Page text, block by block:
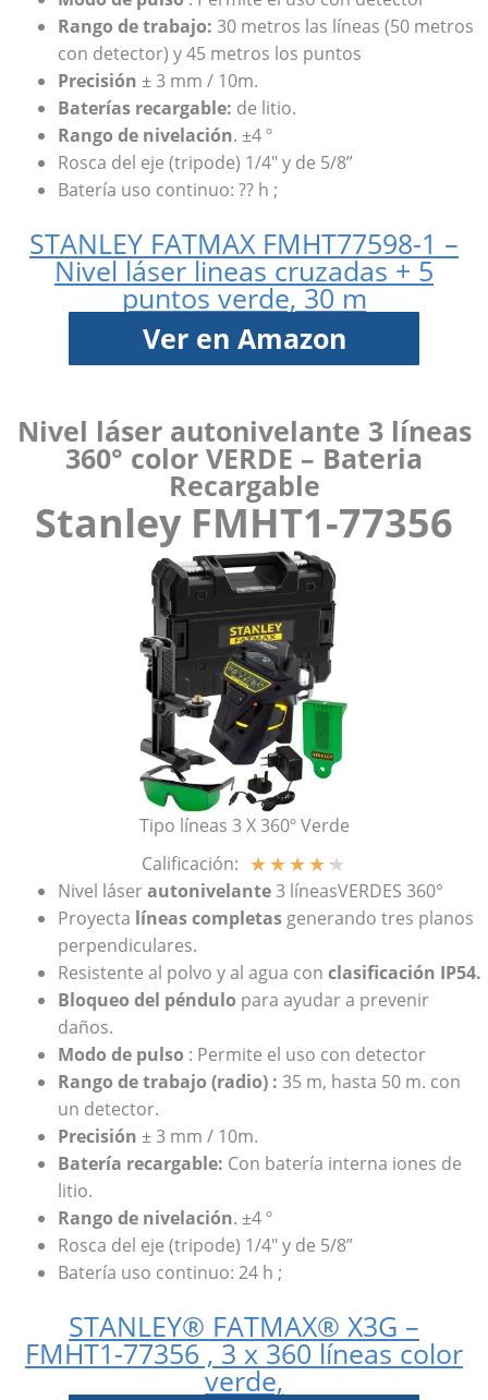
Rango de trabajo: 30 metros las líneas (50 metros
con detector) y 45 metros los puntos
Precisión ± 3 mm / 10m.
Baterías recargable: de litio.
Rango de nivelación. ±4 º
Rosca del eje (tripode) 1/4″ y de 5/8”
Batería uso continuo: ?? h ;
STANLEY FATMAX FMHT77598-1 –
Nivel láser lineas cruzadas + 5
puntos verde, 30 m
Ver en Amazon
Nivel láser autonivelante 3 líneas
360° color VERDE – Bateria
Recargable
Stanley FMHT1-77356
Tipo líneas 3 X 360º Verde
Calificación: ★★★★★
Nivel láserautonivelante3 líneasVERDES 360°
Proyecta líneas completas generando tres planos
perpendiculares.
Resistente al polvo y al agua con clasificación IP54.
Bloqueo del péndulo para ayudar a prevenir
daños.
Modo de pulso : Permite el uso con detector
Rango de trabajo (radio) : 35 m, hasta 50 m. con
un detector.
Precisión ± 3 mm / 10m.
Batería recargable: Con batería interna iones de
litio.
Rango de nivelación. ±4 º
Rosca del eje (tripode) 1/4″ y de 5/8”
Batería uso continuo: 24 h ;
STANLEY® FATMAX® X3G –
FMHT1-77356 , 3 x 360 líneas color
verde,